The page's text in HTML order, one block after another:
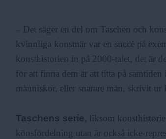
– Det säger en del om Taschen och
kvinnliga konstnär var en succé på
konsthistorien in på 2000-talet, det är
för att finna dem är att titta på
människor, eller snarare män, skrivit
Taschens serie, liksom
könsfördelning utan är också icke-